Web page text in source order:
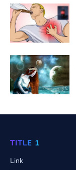
TITLE 1
Link